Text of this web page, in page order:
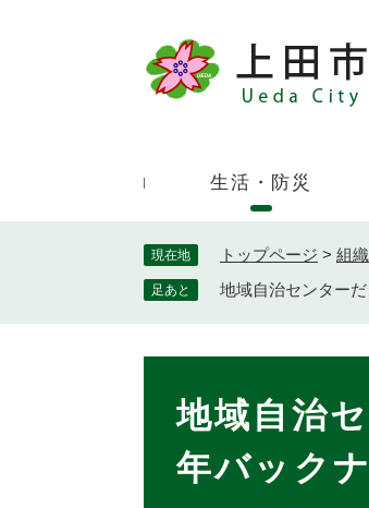
。
生活・防災
現在地 トップページ > 組
足あと 地域自治センター
地域自治
年バック